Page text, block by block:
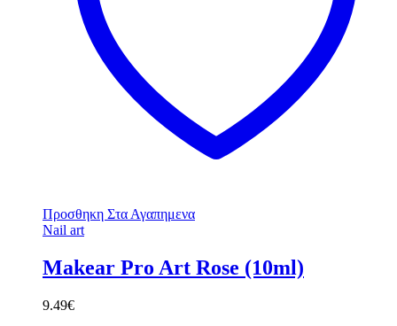
Προσθηκη Στα Αγαπημενα
Nail art
Makear Pro Art Rose (10ml)
9.49€